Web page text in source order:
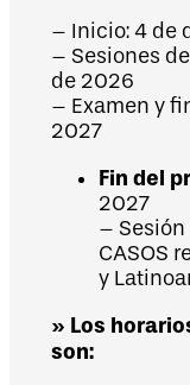
– Inicio: 4 de
– Sesiones
de 2026
– Examen y
2027
Fin del
2027
–
CASOS
y
» Los
son: